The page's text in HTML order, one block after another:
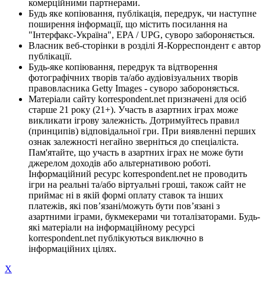
комерційними партнерами.
Будь яке копіювання, публікація, передрук, чи наступне
поширення інформації, що містить посилання на
"Інтерфакс-Україна", EPA / UPG, суворо забороняється.
Власник веб-сторінки в розділі Я-Корреспондент є автор
публікації.
Будь-яке копіювання, передрук та відтворення
фотографічних творів та/або аудіовізуальних творів
правовласника Getty Images - суворо забороняється.
Матеріали сайту korrespondent.net призначені для осіб
старше 21 року (21+). Участь в азартних іграх може
викликати ігрову залежність. Дотримуйтесь правил
(принципів) відповідальної гри. При виявленні перших
ознак залежності негайно зверніться до спеціаліста.
Пам'ятайте, що участь в азартних іграх не може бути
джерелом доходів або альтернативою роботі.
Інформаційний ресурс korrespondent.net не проводить
ігри на реальні та/або віртуальні гроші, також сайт не
приймає ні в якій формі оплату ставок та інших
платежів, які пов’язані/можуть бути пов’язані з
азартними іграми, букмекерами чи тоталізаторами. Будь-
які матеріали на інформаційному ресурсі
korrespondent.net публікуються виключно в
інформаційних цілях.
X